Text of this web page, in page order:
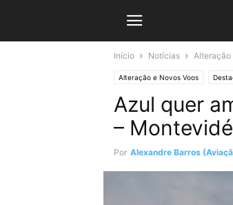
Início Notícias Alteração
Alteração e Novos Voos
Azul quer
–
Por Alexandre Barros